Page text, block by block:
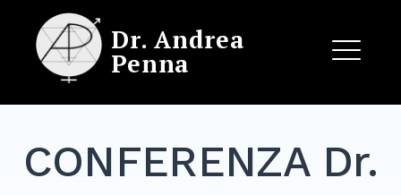
content
Dr. Andrea
Penna
EXPAND
CONFERENZA Dr.